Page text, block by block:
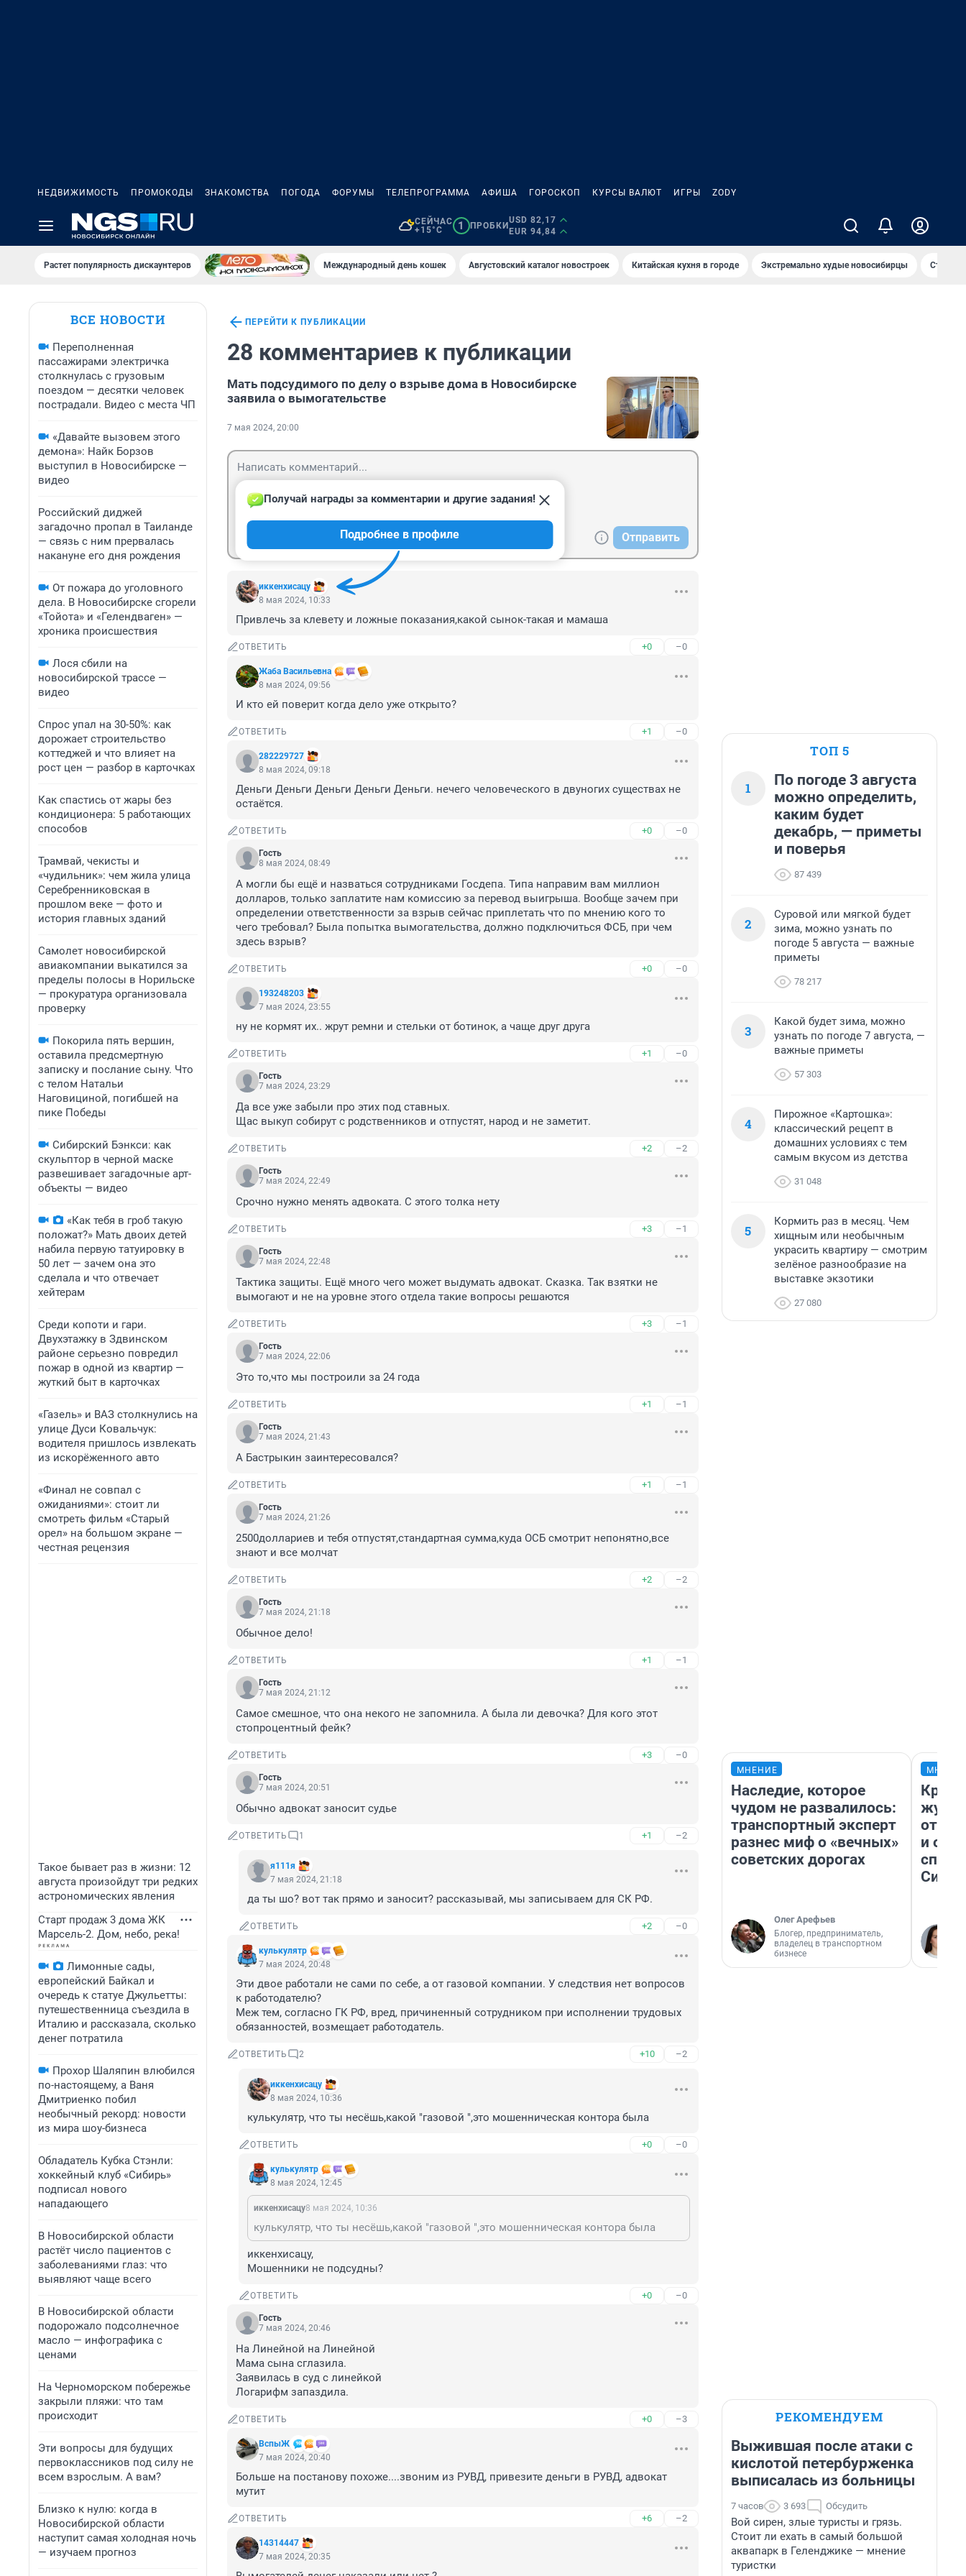
НЕДВИЖИМОСТЬ ПРОМОКОДЫ ЗНАКОМСТВА ПОГОДА ФОРУМЫ ТЕЛЕПРОГРАММА АФИША ГОРОСКОП КУРСЫ ВАЛЮТ ИГРЫ ZODY
СЕЙЧАС
+15°C
1 ПРОБКИ
USD 82,17
EUR 94,84
Растет популярность дискаунтеров Международный день кошек Августовский каталог новостроек Китайская кухня в городе Экстремально худые новосибирцы Старт
ВСЕ НОВОСТИ
Переполненная
пассажирами электричка
столкнулась с грузовым
поездом — десятки человек
пострадали. Видео с места ЧП
«Давайте вызовем этого
демона»: Найк Борзов
выступил в Новосибирске —
видео
Российский диджей
загадочно пропал в Таиланде
— связь с ним прервалась
накануне его дня рождения
От пожара до уголовного
дела. В Новосибирске сгорели
«Тойота» и «Гелендваген» —
хроника происшествия
Лося сбили на
новосибирской трассе —
видео
Спрос упал на 30-50%: как
дорожает строительство
коттеджей и что влияет на
рост цен — разбор в карточках
Как спастись от жары без
кондиционера: 5 работающих
способов
Трамвай, чекисты и
«чудильник»: чем жила улица
Серебренниковская в
прошлом веке — фото и
история главных зданий
Самолет новосибирской
авиакомпании выкатился за
пределы полосы в Норильске
— прокуратура организовала
проверку
Покорила пять вершин,
оставила предсмертную
записку и послание сыну. Что
с телом Натальи
Наговициной, погибшей на
пике Победы
Сибирский Бэнкси: как
скульптор в черной маске
развешивает загадочные арт-
объекты — видео
«Как тебя в гроб такую
положат?» Мать двоих детей
набила первую татуировку в
50 лет — зачем она это
сделала и что отвечает
хейтерам
Среди копоти и гари.
Двухэтажку в Здвинском
районе серьезно повредил
пожар в одной из квартир —
жуткий быт в карточках
«Газель» и ВАЗ столкнулись на
улице Дуси Ковальчук:
водителя пришлось извлекать
из искорёженного авто
«Финал не совпал с
ожиданиями»: стоит ли
смотреть фильм «Старый
орел» на большом экране —
честная рецензия
Такое бывает раз в жизни: 12
августа произойдут три редких
астрономических явления
Старт продаж 3 дома ЖК
Марсель-2. Дом, небо, река!
Лимонные сады,
европейский Байкал и
очередь к статуе Джульетты:
путешественница съездила в
Италию и рассказала, сколько
денег потратила
Прохор Шаляпин влюбился
по-настоящему, а Ваня
Дмитриенко побил
необычный рекорд: новости
из мира шоу-бизнеса
Обладатель Кубка Стэнли:
хоккейный клуб «Сибирь»
подписал нового
нападающего
В Новосибирской области
растёт число пациентов с
заболеваниями глаз: что
выявляют чаще всего
В Новосибирской области
подорожало подсолнечное
масло — инфографика с
ценами
На Черноморском побережье
закрыли пляжи: что там
происходит
Эти вопросы для будущих
первоклассников под силу не
всем взрослым. А вам?
Близко к нулю: когда в
Новосибирской области
наступит самая холодная ночь
— изучаем прогноз
ПЕРЕЙТИ К ПУБЛИКАЦИИ
28 комментариев к публикации
Мать подсудимого по делу о взрыве дома в Новосибирске
заявила о вымогательстве
7 мая 2024, 20:00
Отправить
иккенхисацу
Получай награды за комментарии и другие задания!
Подробнее в профиле
8 мая 2024, 10:33
Привлечь за клевету и ложные показания,какой сынок-такая и мамаша
ОТВЕТИТЬ +0 –0
Жаба Васильевна
8 мая 2024, 09:56
И кто ей поверит когда дело уже открыто?
ОТВЕТИТЬ +1 –0
282229727
8 мая 2024, 09:18
Деньги Деньги Деньги Деньги Деньги. нечего человеческого в двуногих существах не
остаётся.
ОТВЕТИТЬ +0 –0
Гость
8 мая 2024, 08:49
А могли бы ещё и назваться сотрудниками Госдепа. Типа направим вам миллион
долларов, только заплатите нам комиссию за перевод выигрыша. Вообще зачем при
определении ответственности за взрыв сейчас приплетать что по мнению кого то
чего требовал? Была попытка вымогательства, должно подключиться ФСБ, при чем
здесь взрыв?
ОТВЕТИТЬ +0 –0
193248203
7 мая 2024, 23:55
ну не кормят их.. жрут ремни и стельки от ботинок, а чаще друг друга
ОТВЕТИТЬ +1 –0
Гость
7 мая 2024, 23:29
Да все уже забыли про этих под ставных.
Щас выкуп собирут с родственников и отпустят, народ и не заметит.
ОТВЕТИТЬ +2 –2
Гость
7 мая 2024, 22:49
Срочно нужно менять адвоката. С этого толка нету
ОТВЕТИТЬ +3 –1
Гость
7 мая 2024, 22:48
Тактика защиты. Ещё много чего может выдумать адвокат. Сказка. Так взятки не
вымогают и не на уровне этого отдела такие вопросы решаются
ОТВЕТИТЬ +3 –1
Гость
7 мая 2024, 22:06
Это то,что мы построили за 24 года
ОТВЕТИТЬ +1 –1
Гость
7 мая 2024, 21:43
А Бастрыкин заинтересовался?
ОТВЕТИТЬ +1 –1
Гость
7 мая 2024, 21:26
2500доллариев и тебя отпустят,стандартная сумма,куда ОСБ смотрит непонятно,все
знают и все молчат
ОТВЕТИТЬ +2 –2
Гость
7 мая 2024, 21:18
Обычное дело!
ОТВЕТИТЬ +1 –1
Гость
7 мая 2024, 21:12
Самое смешное, что она некого не запомнила. А была ли девочка? Для кого этот
стопроцентный фейк?
ОТВЕТИТЬ +3 –0
Гость
7 мая 2024, 20:51
Обычно адвокат заносит судье
ОТВЕТИТЬ 1 +1 –2
я111я
7 мая 2024, 21:18
да ты шо? вот так прямо и заносит? рассказывай, мы записываем для СК РФ.
ОТВЕТИТЬ +2 –0
кулькулятр
7 мая 2024, 20:48
Эти двое работали не сами по себе, а от газовой компании. У следствия нет вопросов
к работодателю?
Меж тем, согласно ГК РФ, вред, причиненный сотрудником при исполнении трудовых
обязанностей, возмещает работодатель.
ОТВЕТИТЬ 2 +10 –2
иккенхисацу
8 мая 2024, 10:36
кулькулятр, что ты несёшь,какой "газовой ",это мошенническая контора была
ОТВЕТИТЬ +0 –0
кулькулятр
8 мая 2024, 12:45
иккенхисацу8 мая 2024, 10:36
кулькулятр, что ты несёшь,какой "газовой ",это мошенническая контора была
иккенхисацу,
Мошенники не подсудны?
ОТВЕТИТЬ +0 –0
Гость
7 мая 2024, 20:46
На Линейной на Линейной
Мама сына сглазила.
Заявилась в суд с линейкой
Логарифм запаздила.
ОТВЕТИТЬ +0 –3
ВспыЖ
7 мая 2024, 20:40
Больше на постанову похоже....звоним из РУВД, привезите деньги в РУВД, адвокат
мутит
ОТВЕТИТЬ +6 –2
14314447
7 мая 2024, 20:35
ТОП 5
1
По погоде 3 августа
можно определить,
каким будет
декабрь, — приметы
и поверья
87 439
2
Суровой или мягкой будет
зима, можно узнать по
погоде 5 августа — важные
приметы
78 217
3
Какой будет зима, можно
узнать по погоде 7 августа, —
важные приметы
57 303
4
Пирожное «Картошка»:
классический рецепт в
домашних условиях с тем
самым вкусом из детства
31 048
5
Кормить раз в месяц. Чем
хищным или необычным
украсить квартиру — смотрим
зелёное разнообразие на
выставке экзотики
27 080
МНЕНИЕ
Наследие, которое
чудом не развалилось:
транспортный эксперт
разнес миф о «вечных»
советских дорогах
Олег Арефьев
Блогер, предприниматель,
владелец в транспортном
бизнесе
и
РЕКОМЕНДУЕМ
Выжившая после атаки с
кислотой петербурженка
выписалась из больницы
7 часов 3 693 Обсудить
Вой сирен, злые туристы и грязь.
Стоит ли ехать в самый большой
аквапарк в Геленджике — мнение
туристки